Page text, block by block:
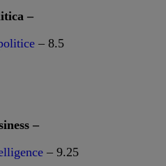
–
– 8.5
–
– 9.25